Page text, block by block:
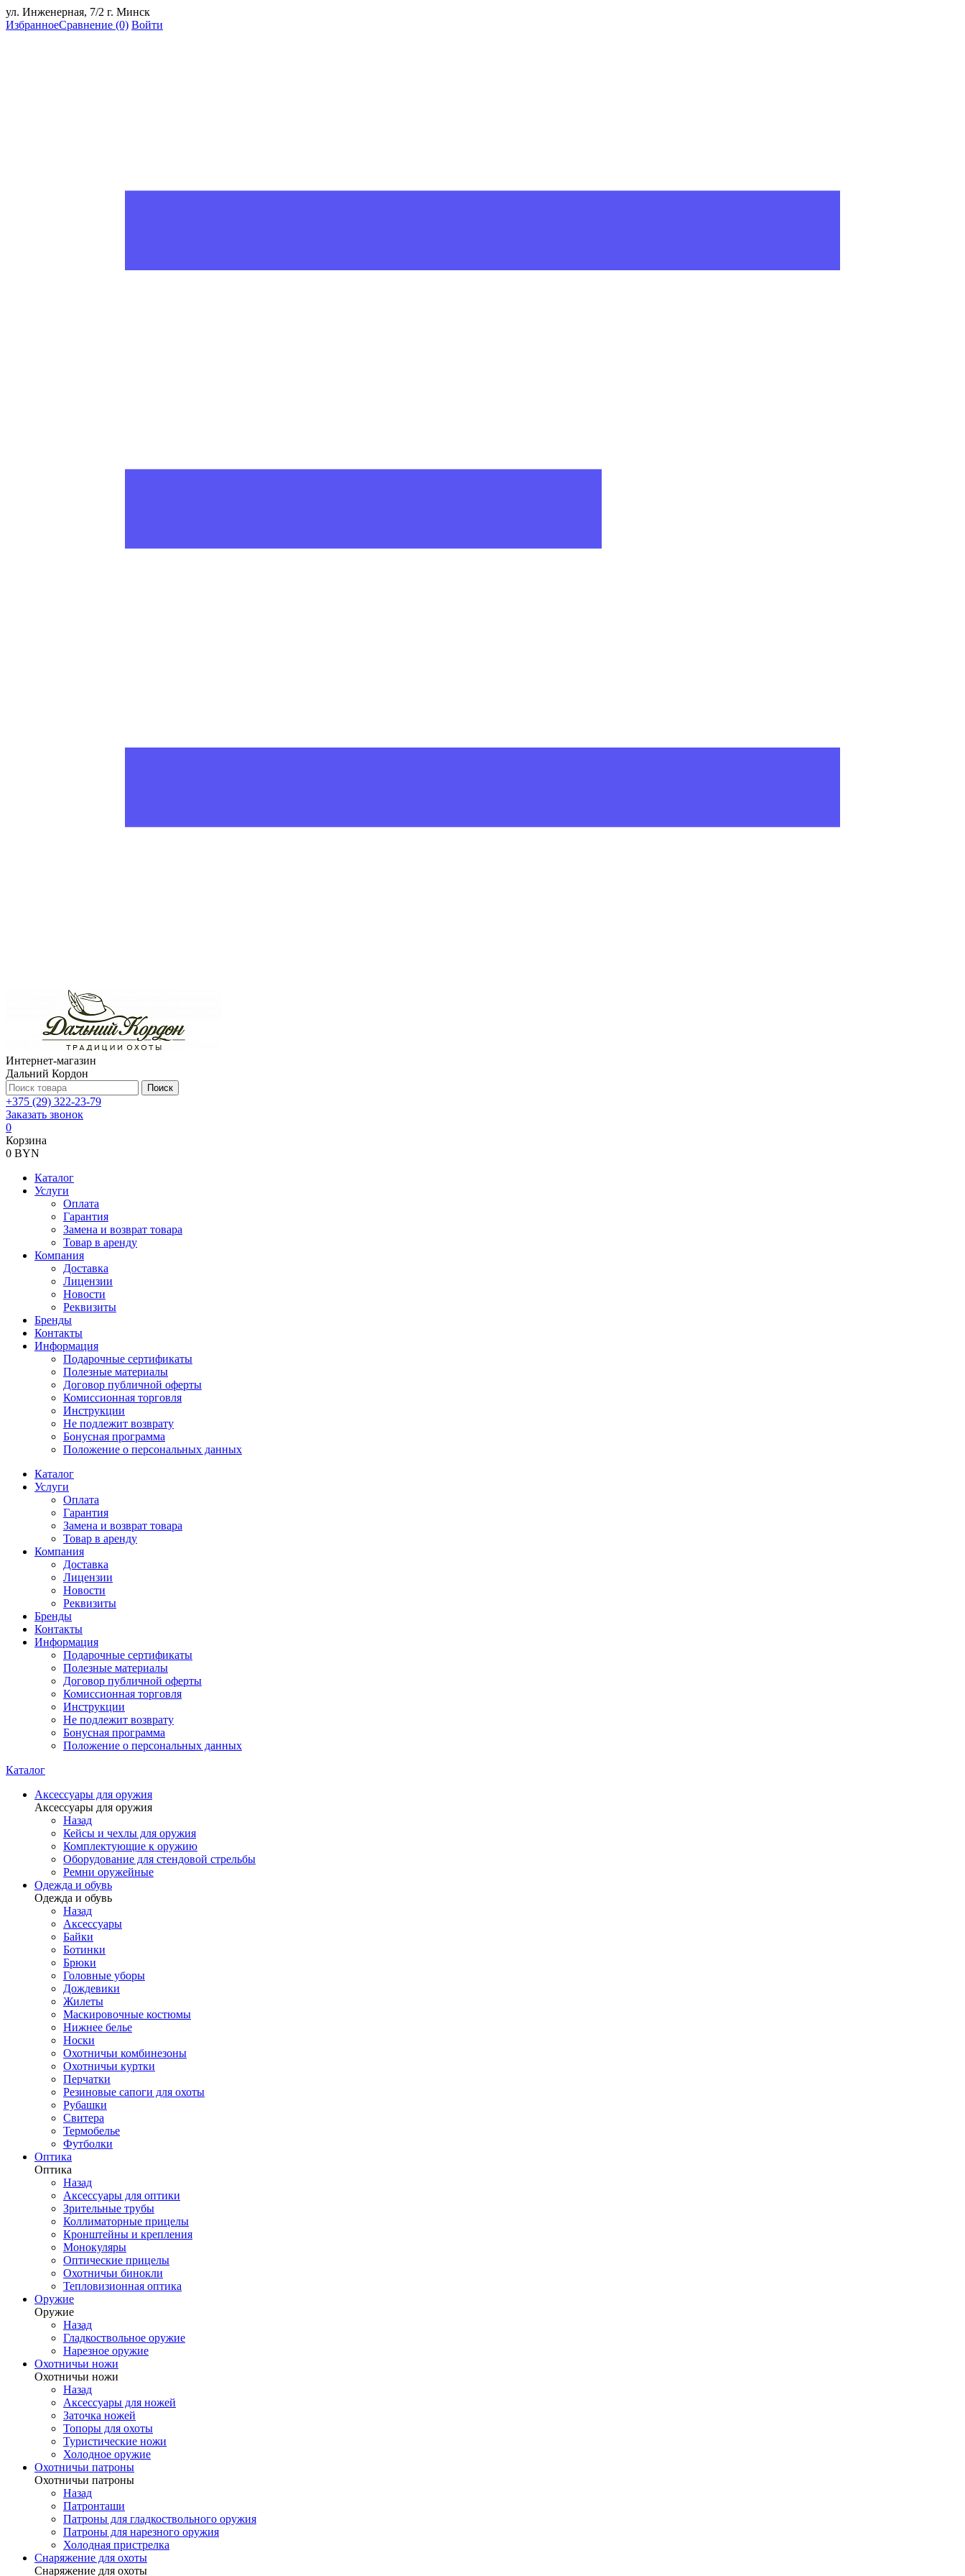
ул. Инженерная, 7/2 г. Минск
ИзбранноеСравнение (0) Войти
Интернет-магазин
Дальний Кордон
Поиск
+375 (29) 322-23-79
Заказать звонок
0
Корзина
0 BYN
Каталог
Услуги
Оплата
Гарантия
Замена и возврат товара
Товар в аренду
Компания
Доставка
Лицензии
Новости
Реквизиты
Бренды
Контакты
Информация
Подарочные сертификаты
Полезные материалы
Договор публичной оферты
Комиссионная торговля
Инструкции
Не подлежит возврату
Бонусная программа
Положение о персональных данных
Каталог
Услуги
Оплата
Гарантия
Замена и возврат товара
Товар в аренду
Компания
Доставка
Лицензии
Новости
Реквизиты
Бренды
Контакты
Информация
Подарочные сертификаты
Полезные материалы
Договор публичной оферты
Комиссионная торговля
Инструкции
Не подлежит возврату
Бонусная программа
Положение о персональных данных
Каталог
Аксессуары для оружия
Аксессуары для оружия
Назад
Кейсы и чехлы для оружия
Комплектующие к оружию
Оборудование для стендовой стрельбы
Ремни оружейные
Одежда и обувь
Одежда и обувь
Назад
Аксессуары
Байки
Ботинки
Брюки
Головные уборы
Дождевики
Жилеты
Маскировочные костюмы
Нижнее белье
Носки
Охотничьи комбинезоны
Охотничьи куртки
Перчатки
Резиновые сапоги для охоты
Рубашки
Свитера
Термобелье
Футболки
Оптика
Оптика
Назад
Аксессуары для оптики
Зрительные трубы
Коллиматорные прицелы
Кронштейны и крепления
Монокуляры
Оптические прицелы
Охотничьи бинокли
Тепловизионная оптика
Оружие
Оружие
Назад
Гладкоствольное оружие
Нарезное оружие
Охотничьи ножи
Охотничьи ножи
Назад
Аксессуары для ножей
Заточка ножей
Топоры для охоты
Туристические ножи
Холодное оружие
Охотничьи патроны
Охотничьи патроны
Назад
Патронташи
Патроны для гладкоствольного оружия
Патроны для нарезного оружия
Холодная пристрелка
Снаряжение для охоты
Снаряжение для охоты